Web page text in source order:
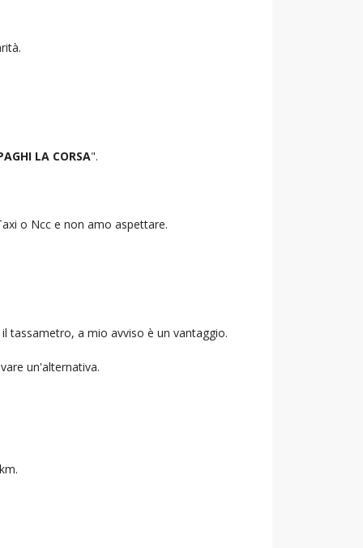
LA CORSA".
o Ncc e non amo aspettare.
tassametro, a mio avviso è un vantaggio.
un'alternativa.